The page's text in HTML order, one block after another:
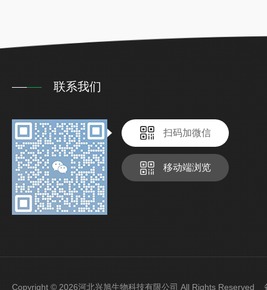
联系我们
扫码加微信
移动端浏览
Copyright © 2026河北兴旭生物科技有限公司 All Rights Reserved